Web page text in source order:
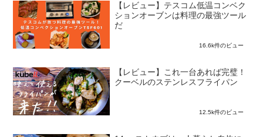
【レビュー】テスコム低温コンベク
ションオーブンは料理の最強ツール
だ
16.6k件のビュー
【レビュー】これ一台あれば完璧！
クーベルのステンレスフライパン
12.5k件のビュー